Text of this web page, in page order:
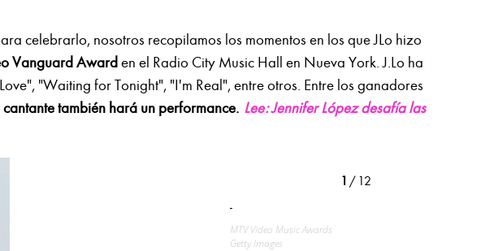
celebrarlo, nosotros recopilamos los momentos en los que JLo hizo
Vanguard Award en el Radio City Music Hall en Nueva York. J.Lo ha
"Waiting for Tonight", "I'm Real", entre otros. Entre los ganadores
también hará un performance. Lee: Jennifer López desafía las
1 / 12
-
MTV Video Music Awards
Getty Images